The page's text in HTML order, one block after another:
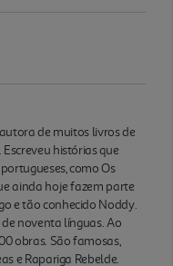
de muitos livros de
histórias que
como Os
ainda hoje fazem parte
e tão conhecido Noddy.
noventa línguas. Ao
obras. São famosas,
e Rapariga Rebelde.